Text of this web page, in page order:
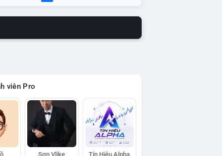
viên Pro
Sơn Vlike Tín Hiệu Alpha